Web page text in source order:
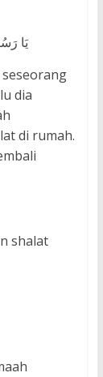
يَا
seseorang
dia
di rumah.
shalat